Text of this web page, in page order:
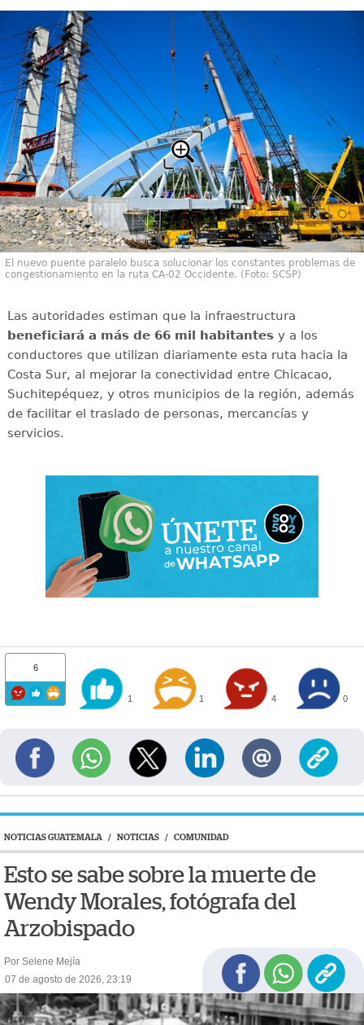
El nuevo puente paralelo busca solucionar los constantes problemas de
congestionamiento en la ruta CA-02 Occidente. (Foto: SCSP)
Las autoridades estiman que la infraestructura
beneficiará a más de 66 mil habitantesy a los
conductores que utilizan diariamente esta ruta hacia la
Costa Sur, al mejorar la conectividad entre Chicacao,
Suchitepéquez, y otros municipios de la región, además
de facilitar el traslado de personas, mercancías y
servicios.
6
1 1 4 0
NOTICIAS GUATEMALA / NOTICIAS / COMUNIDAD
Esto se sabe sobre la muerte de
Wendy Morales, fotógrafa del
Arzobispado
Por Selene Mejía
07 de agosto de 2026, 23:19